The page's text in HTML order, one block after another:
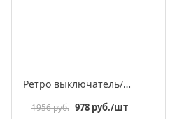
Ретро выключатель/переключатель фарфоровый поворотный проходной одноклавишный, серия «МезонинЪ», разборная конструкция
1956 руб. 978 руб./шт